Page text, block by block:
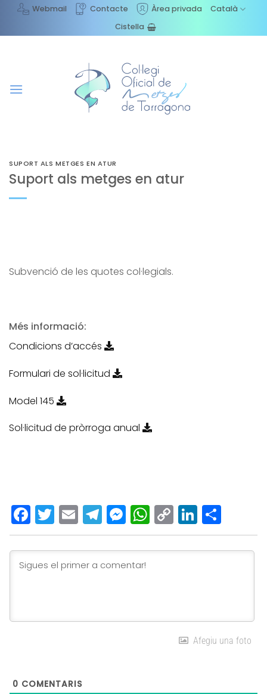
content
Webmail Contacte Àrea privada
Català
Cistella
SUPORT ALS METGES EN ATUR
Suport als metges en atur
Subvenció de les quotes col·legials.
Més informació:
Condicions d’accés
Formulari de sol·licitud
Model 145
Sol·licitud de pròrroga anual
Facebook
Twitter
EmailTelegram
Messenger
WhatsApp
Copy
Link
Afegiu una foto
0 COMENTARIS